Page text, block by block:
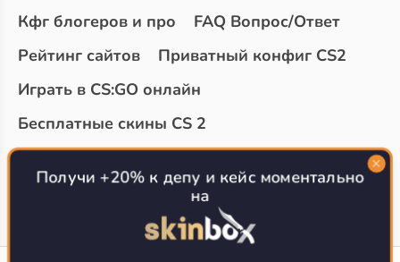
Кфг блогеров и про
FAQ Вопрос/Ответ
Рейтинг сайтов
Приватный конфиг CS2
Играть в CS:GO онлайн
Бесплатные скины CS 2
Топ сайтов с халявой КС 2
О проекте
Получи +20% к депу и кейс моментально
на